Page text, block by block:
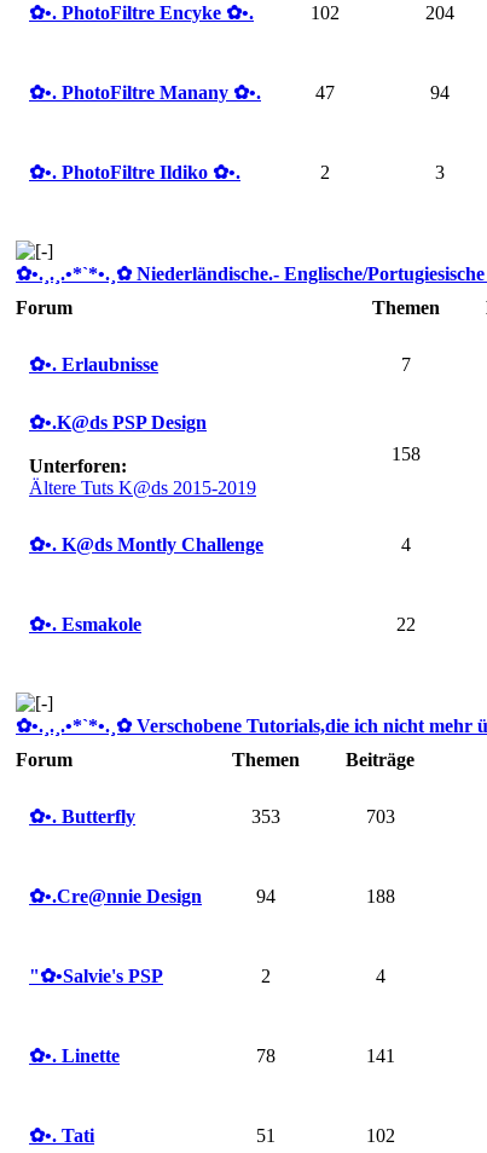
✿ •. PhotoFiltre Encyke ✿ •. 102 204
✿ •. PhotoFiltre Manany ✿ •. 47 94
✿ •. PhotoFiltre Ildiko ✿ •. 2 3
✿ •.¸.¸.•*`*•.¸✿ Niederländische.- Englische/
Forum
Themen
✿ •. Erlaubnisse 7
✿ •.K@ds PSP Design
Unterforen:
Ältere Tuts K@ds 2015-2019
158
✿ •. K@ds Montly Challenge 4
✿ •. Esmakole 22
✿ •.¸.¸.•*`*•.¸✿ Verschobene Tutorials,die ich nicht mehr
Forum
Themen Beiträge
✿ •. Butterfly 353 703
✿ •.Cre@nnie Design 94 188
"✿ •Salvie's PSP 2 4
✿ •. Linette 78 141
✿ •. Tati 51 102